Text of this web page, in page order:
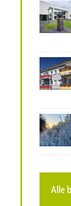
Alle